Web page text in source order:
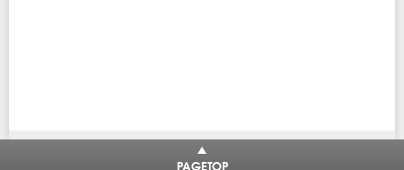
PAGETOP